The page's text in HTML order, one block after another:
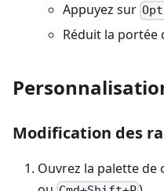
Appuyez sur
Réduit la portée
Modification des
Ouvrez la palette de